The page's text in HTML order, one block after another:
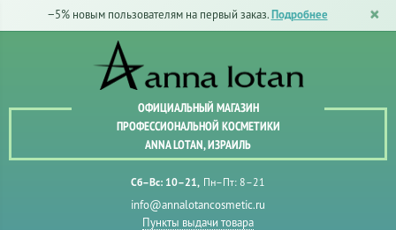
−5% новым пользователям на первый заказ. Подробнее
ОФИЦИАЛЬНЫЙ МАГАЗИН
ПРОФЕССИОНАЛЬНОЙ КОСМЕТИКИ
ANNA LOTAN, ИЗРАИЛЬ
Пн–Пт: 8–21
Сб–Вс: 10–21
info@annalotancosmetic.ru
Пункты выдачи товара